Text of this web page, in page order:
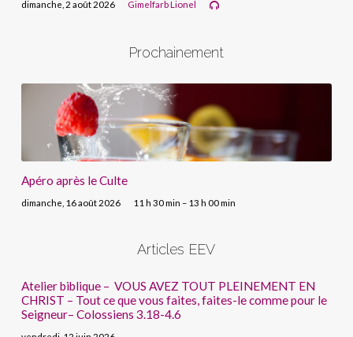
dimanche, 2 août 2026 Gimelfarb Lionel
Prochainement
Apéro après le Culte
dimanche, 16 août 2026 11 h 30 min – 13 h 00 min
Articles EEV
Atelier biblique – VOUS AVEZ TOUT PLEINEMENT EN
CHRIST – Tout ce que vous faites, faites-le comme pour le
Seigneur– Colossiens 3.18-4.6